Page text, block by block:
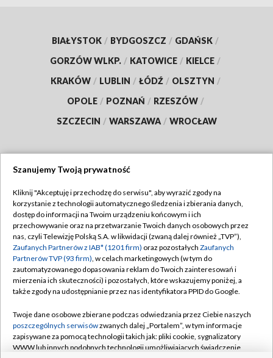
BIAŁYSTOK / BYDGOSZCZ / GDAŃSK /
GORZÓW WLKP. / KATOWICE / KIELCE /
KRAKÓW / LUBLIN / ŁÓDŹ / OLSZTYN /
OPOLE / POZNAŃ / RZESZÓW /
SZCZECIN / WARSZAWA / WROCŁAW
TVP
Abonament TVP
Emisja w TVP
Centrum informacji TVP
Naziemna Telewizja Cyfrowa
Rada Programowa
System NOS
Regulamin TVP
Polityka prywatności
Moje zgody
Pomoc
Kontakt
Szanujemy Twoją prywatność
Kliknij "Akceptuję i przechodzę do serwisu", aby wyrazić zgody na
korzystanie z technologii automatycznego śledzenia i zbierania danych,
dostęp do informacji na Twoim urządzeniu końcowym i ich
przechowywanie oraz na przetwarzanie Twoich danych osobowych przez
nas, czyli Telewizję Polską S.A. w likwidacji (zwaną dalej również „TVP”),
Zaufanych Partnerów z IAB* (1201 firm) oraz pozostałych Zaufanych
Partnerów TVP (93 firm), w celach marketingowych (w tym do
zautomatyzowanego dopasowania reklam do Twoich zainteresowań i
mierzenia ich skuteczności) i pozostałych, które wskazujemy poniżej, a
także zgody na udostępnianie przez nas identyfikatora PPID do Google.
Twoje dane osobowe zbierane podczas odwiedzania przez Ciebie naszych
poszczególnych serwisówzwanych dalej „Portalem”, w tym informacje
zapisywane za pomocą technologii takich jak: pliki cookie, sygnalizatory
WWW lub innych podobnych technologii umożliwiających świadczenie